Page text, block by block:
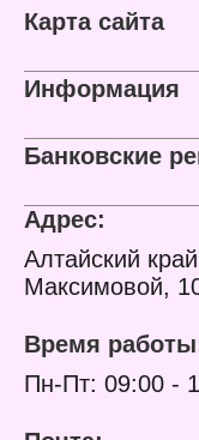
Карта сайта
Информация
Банковские
Адрес:
Алтайский
Максимовой,
Время
Пн-Пт: 09:00 -